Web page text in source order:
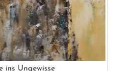
ins Ungewisse